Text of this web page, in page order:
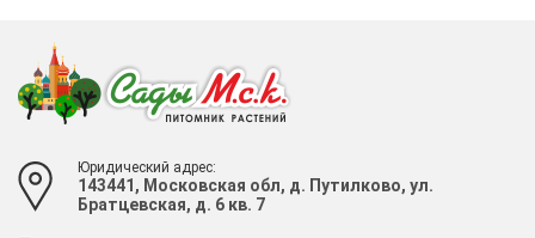
Юридический адрес:
143441, Московская обл, д. Путилково, ул.
Братцевская, д. 6 кв. 7